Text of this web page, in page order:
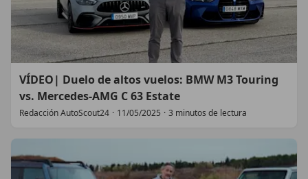
VÍDEO| Duelo de altos vuelos: BMW M3 Touring
vs. Mercedes-AMG C 63 Estate
Redacción AutoScout24 · 11/05/2025 · 3 minutos de lectura